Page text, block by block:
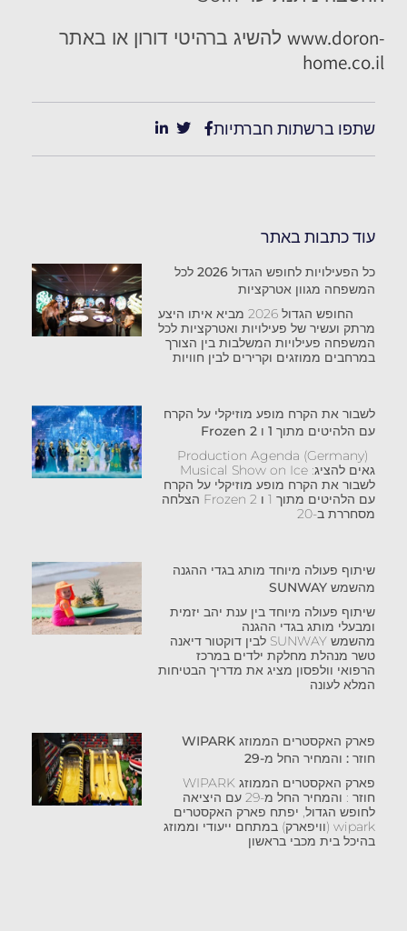
www.doron-
home.co.il
שתפו ברשתות חברתיות
עוד כתבות באתר
כל הפעילויות לחופש הגדול 2026 לכל
המשפחה מגוון אטרקציות
החופש הגדול 2026 מביא איתו היצע
מרתק ועשיר של פעילויות ואטרקציות לכל
המשפחה פעילויות המשלבות בין הצורך
במרחבים ממוזגים וקרירים לבין חוויות
לשבור את הקרח מופע מוזיקלי על הקרח
עם הלהיטים מתוך 1 ו Frozen 2
Production Agenda (Germany)
גאים להציג: Musical Show on Ice
לשבור את הקרח מופע מוזיקלי על הקרח
עם הלהיטים מתוך 1 ו Frozen 2 הצלחה
מסחררת ב-20
שיתוף פעולה מיוחד מותג בגדי ההגנה
מהשמש SUNWAY
שיתוף פעולה מיוחד בין ענת יהב יזמית
ומבעלי מותג בגדי ההגנה
מהשמש SUNWAY לבין דוקטור דיאנה
טשר מנהלת מחלקת ילדים במרכז
הרפואי וולפסון מציג את מדריך הבטיחות
המלא לעונה
פארק האקסטרים הממוזג WIPARK
חוזר : והמחיר החל מ-29
פארק האקסטרים הממוזג WIPARK
חוזר : והמחיר החל מ-29 עם היציאה
לחופש הגדול, יפתח פארק האקסטרים
wipark (וויפארק) במתחם ייעודי וממוזג
בהיכל בית מכבי בראשון